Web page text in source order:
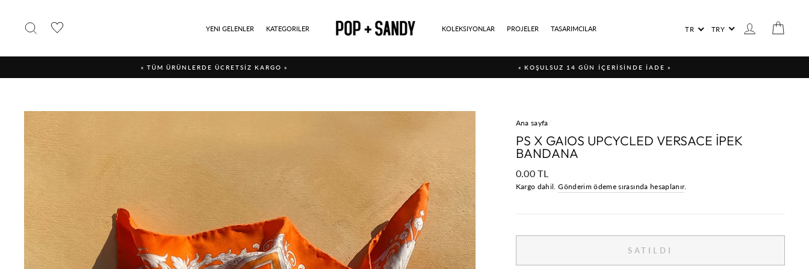
ARAMA YAP YENI GELENLER KATEGORILER KOLEKSIYONLAR PROJELER TASARIMCILAR LANGUAGE
TR
GIRIŞ YAP /
TRY
« TÜM ÜRÜNLERDE ÜCRETSİZ KARGO » « KOŞULSUZ 14 GÜN İÇERİSİNDE İADE »
Ana sayfa/
PS X GAIOS UPCYCLED VERSACE İPEK
BANDANA
Normal
fiyat
0.00 TL
Kargo dahil.Gönderim ödeme sırasında hesaplanır.
SATILDI